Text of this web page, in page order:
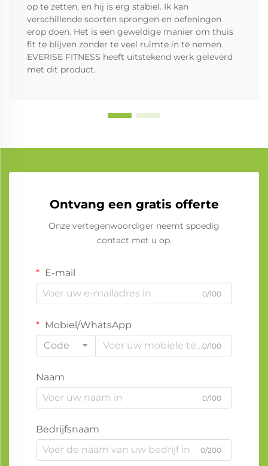
op te zetten, en hij is erg stabiel. Ik kan
verschillende soorten sprongen en oefeningen
erop doen. Het is een geweldige manier om thuis
fit te blijven zonder te veel ruimte in te nemen.
EVERISE FITNESS heeft uitstekend werk geleverd
met dit product.
Ontvang een gratis offerte
Onze vertegenwoordiger neemt spoedig
contact met u op.
E-mail
0/100
Mobiel/WhatsApp
Code
0/100
Naam
0/100
Bedrijfsnaam
0/200